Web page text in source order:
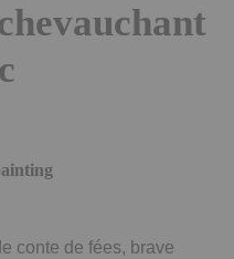
conte de fées, brave